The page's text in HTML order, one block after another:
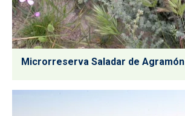
Microrreserva Saladar de Agramón